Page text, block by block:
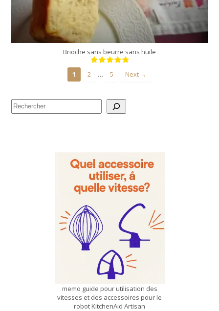
Brioche sans beurre sans huile
1 2 … 5 Next →
Rechercher
memo guide pour utilisation des
vitesses et des accessoires pour le
robot KitchenAid Artisan